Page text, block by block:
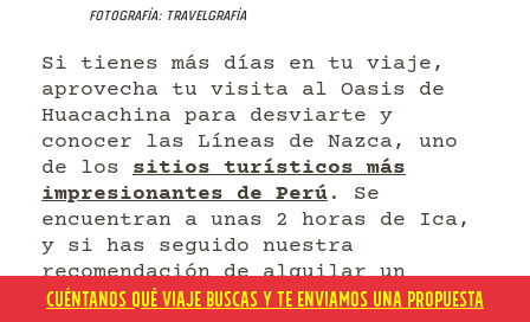
Fotografía: Travelgrafía
Si tienes más días en tu viaje,
aprovecha tu visita al Oasis de
Huacachina para desviarte y
conocer las Líneas de Nazca, uno
de los sitios turísticos más
impresionantes de Perú . Se
encuentran a unas 2 horas de Ica,
y si has seguido nuestra
recomendación de alquilar un
carro, puedes incluirlas en tu
CUÉNTANOS QUÉ VIAJE BUSCAS Y TE ENVIAMOS UNA PROPUESTA